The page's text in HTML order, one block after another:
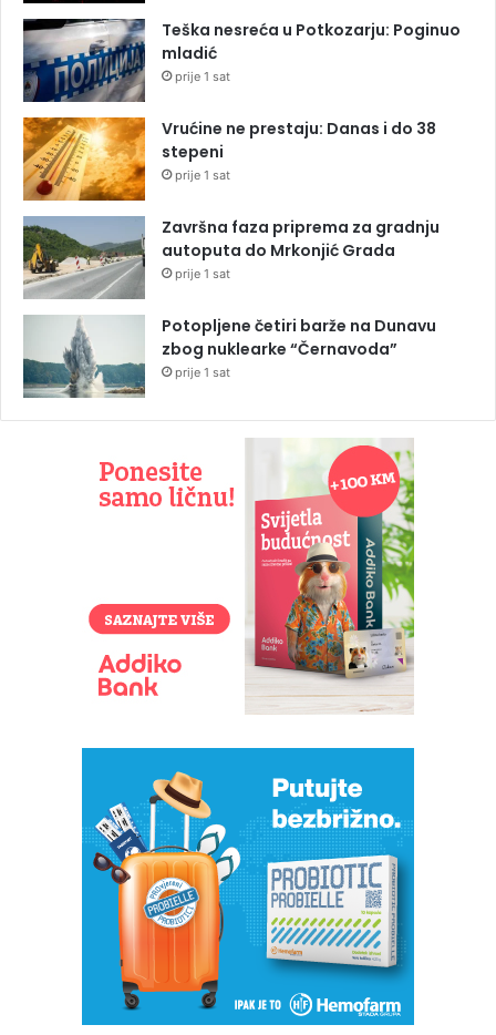
Teška nesreća u Potkozarju: Poginuo
mladić
prije 1 sat
Vrućine ne prestaju: Danas i do 38
stepeni
prije 1 sat
Završna faza priprema za gradnju
autoputa do Mrkonjić Grada
prije 1 sat
Potopljene četiri barže na Dunavu
zbog nuklearke “Černavoda”
prije 1 sat